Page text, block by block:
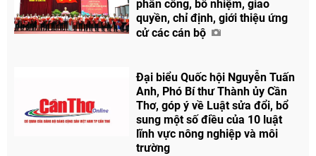
phân công, bổ nhiệm, giao
quyền, chỉ định, giới thiệu ứng
cử các cán bộ
Đại biểu Quốc hội Nguyễn Tuấn
Anh, Phó Bí thư Thành ủy Cần
Thơ, góp ý về Luật sửa đổi, bổ
sung một số điều của 10 luật
lĩnh vực nông nghiệp và môi
trường